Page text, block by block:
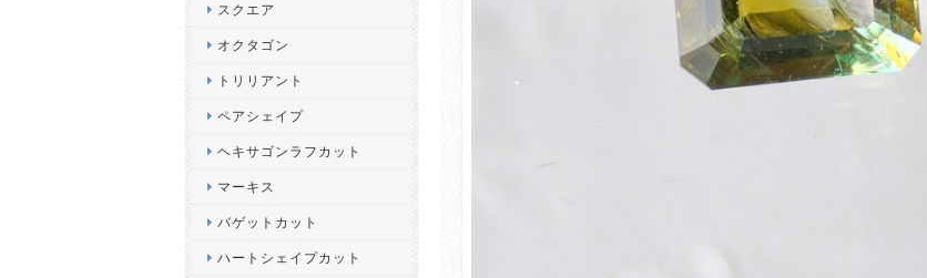
スクエア
オクタゴン
トリリアント
ペアシェイプ
ヘキサゴンラフカット
マーキス
バゲットカット
ハートシェイプカット